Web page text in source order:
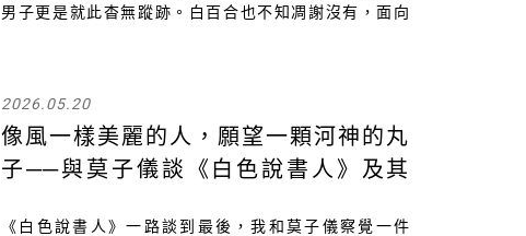
男子更是就此杳無蹤跡。白百合也不知凋謝沒有，面向
2026.05.20
像風一樣美麗的人，願望一顆河神的丸
子──與莫子儀談《白色說書人》及其
《白色說書人》一路談到最後，我和莫子儀察覺一件